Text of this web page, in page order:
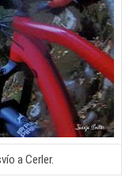
a Cerler.